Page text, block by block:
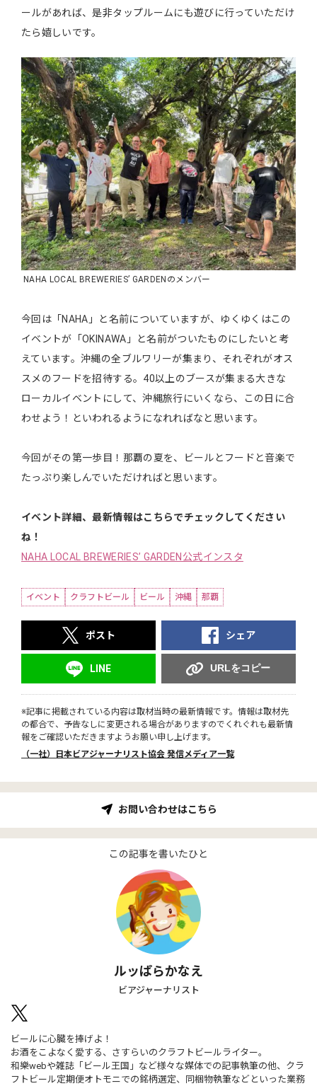
ールがあれば、是非タップルームにも遊びに行っていただけ
たら嬉しいです。
ΝAHA LOCAL BREWERIES’ GARDENのメンバー
今回は「NAHA」と名前についていますが、ゆくゆくはこの
イベントが「OKINAWA」と名前がついたものにしたいと考
えています。沖縄の全ブルワリーが集まり、それぞれがオス
スメのフードを招待する。40以上のブースが集まる大きな
ローカルイベントにして、沖縄旅行にいくなら、この日に合
わせよう！といわれるようになれればなと思います。
今回がその第一歩目！那覇の夏を、ビールとフードと音楽で
たっぷり楽しんでいただければと思います。
イベント詳細、最新情報はこちらでチェックしてください
ね！
ΝAHA LOCAL BREWERIES’ GARDEN公式インスタ
イベント クラフトビール ビール 沖縄 那覇
ポスト シェア
LINE URLをコピー
※記事に掲載されている内容は取材当時の最新情報です。情報は取材先
の都合で、予告なしに変更される場合がありますのでくれぐれも最新情
報をご確認いただきますようお願い申し上げます。
（一社）日本ビアジャーナリスト協会 発信メディア一覧
お問い合わせはこちら
この記事を書いたひと
ルッぱらかなえ
ビアジャーナリスト
ビールに心臓を捧げよ！
お酒をこよなく愛する、さすらいのクラフトビールライター。
和樂webや雑誌「ビール王国」など様々な媒体での記事執筆の他、クラ
フトビール定期便オトモニでの銘柄選定、同梱物執筆などといった業務